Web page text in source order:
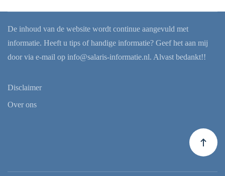
De inhoud van de website wordt continue aangevuld met
informatie. Heeft u tips of handige informatie? Geef het aan mij
door via e-mail op info@salaris-informatie.nl. Alvast bedankt!!
Disclaimer
Over ons